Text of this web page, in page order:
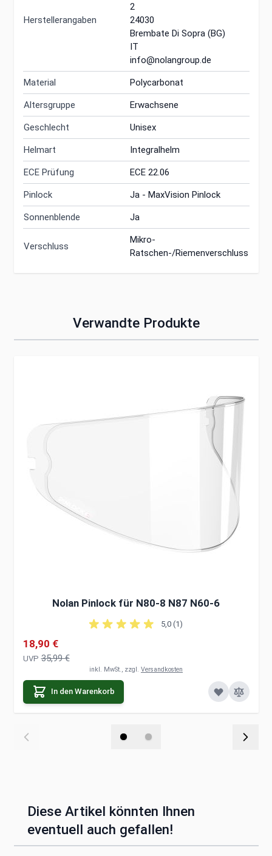
Herstellerangaben
2
24030
Brembate Di Sopra (BG)
IT
info@nolangroup.de
Material Polycarbonat
Altersgruppe Erwachsene
Geschlecht Unisex
Helmart Integralhelm
ECE Prüfung ECE 22.06
Pinlock Ja - MaxVision Pinlock
Sonnenblende Ja
Verschluss
Mikro-
Ratschen-/Riemenverschluss
Verwandte Produkte
Nolan Pinlock für N80-8 N87 N60-6
5,0 (1)
Sonderpreis
18,90 €
UVP 35,99 €
inkl. MwSt., zzgl. Versandkosten
In den Warenkorb
Diese Artikel könnten Ihnen
eventuell auch gefallen!